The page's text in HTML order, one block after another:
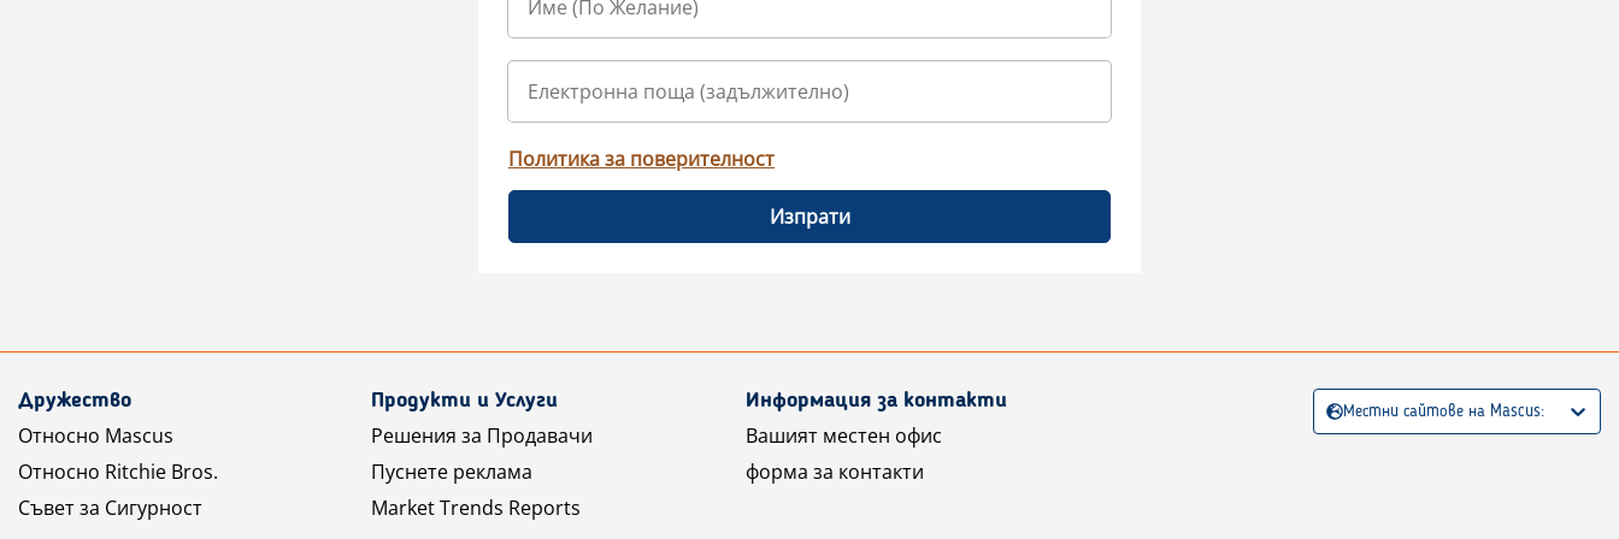
Политика за поверителност
Изпрати
Дружество
Относно Mascus
Относно Ritchie Bros.
Съвет за Сигурност
Продукти и Услуги
Решения за Продавачи
Пуснете реклама
Market Trends Reports
Информация за контакти
Вашият местен офис
форма за контакти
Местни сайтове на Mascus: